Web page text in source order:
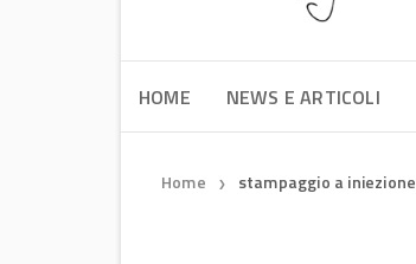
HOME NEWS E ARTICOLI
Home ❯ stampaggio a iniezione